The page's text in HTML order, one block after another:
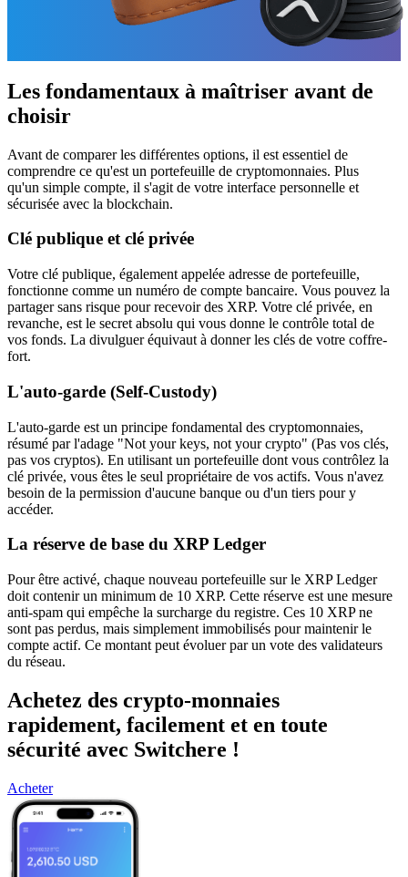
Les fondamentaux à maîtriser avant de
choisir
Avant de comparer les différentes options, il est essentiel de
comprendre ce qu'est un portefeuille de cryptomonnaies. Plus
qu'un simple compte, il s'agit de votre interface personnelle et
sécurisée avec la blockchain.
Clé publique et clé privée
Votre clé publique, également appelée adresse de portefeuille,
fonctionne comme un numéro de compte bancaire. Vous pouvez la
partager sans risque pour recevoir des XRP. Votre clé privée, en
revanche, est le secret absolu qui vous donne le contrôle total de
vos fonds. La divulguer équivaut à donner les clés de votre coffre-
fort.
L'auto-garde (Self-Custody)
L'auto-garde est un principe fondamental des cryptomonnaies,
résumé par l'adage "Not your keys, not your crypto" (Pas vos clés,
pas vos cryptos). En utilisant un portefeuille dont vous contrôlez la
clé privée, vous êtes le seul propriétaire de vos actifs. Vous n'avez
besoin de la permission d'aucune banque ou d'un tiers pour y
accéder.
La réserve de base du XRP Ledger
Pour être activé, chaque nouveau portefeuille sur le XRP Ledger
doit contenir un minimum de 10 XRP. Cette réserve est une mesure
anti-spam qui empêche la surcharge du registre. Ces 10 XRP ne
sont pas perdus, mais simplement immobilisés pour maintenir le
compte actif. Ce montant peut évoluer par un vote des validateurs
du réseau.
Achetez des crypto-monnaies
rapidement, facilement et en toute
sécurité avec Switchere !
Acheter